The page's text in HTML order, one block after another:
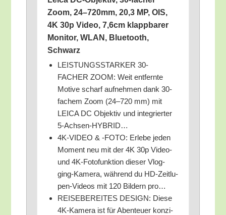
Zoom, 24–720mm, 20,3 MP, OIS,
4K 30p Video, 7,6cm klapp­ba­rer
Moni­tor, WLAN, Blue­tooth,
Schwarz
LEISTUNGSSTARKER 30-
FACHER ZOOM: Weit ent­fern­te
Moti­ve scharf auf­neh­men dank 30-
fachem Zoom (24–720 mm) mit
LEICA DC Objek­tiv und inte­grier­ter
5‑Ach­sen-HYBRID…
4K-VIDEO & ‑FOTO: Erle­be jeden
Moment neu mit der 4K 30p Video-
und 4K-Foto­funk­ti­on die­ser Vlog­
ging-Kame­ra, wäh­rend du HD-Zeit­lu­
pen-Vide­os mit 120 Bil­dern pro…
REISEBEREITES DESIGN: Die­se
4K-Kame­ra ist für Aben­teu­er kon­zi­